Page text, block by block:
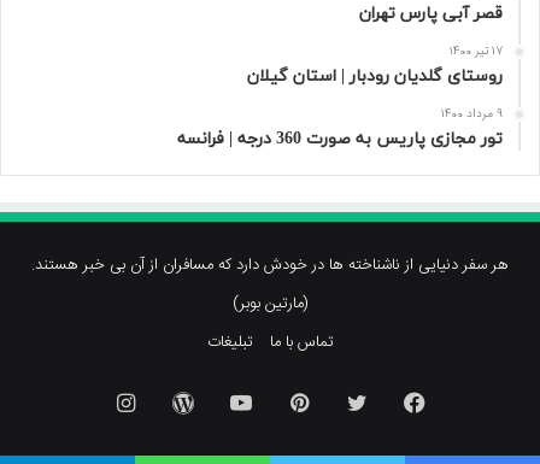
قصر آبی پارس تهران
17 تیر 1400
روستای گلدیان رودبار | استان گیلان
9 مرداد 1400
تور مجازی پاریس به صورت 360 درجه | فرانسه
هر سفر دنیایی از ناشناخته ها در خودش دارد که مسافران از آن بی خبر هستند.
(مارتین بوبر)
تماس با ما
تبلیغات
فیسبوک توییترپینتریستیوتیوبوردپرساینستاگرام